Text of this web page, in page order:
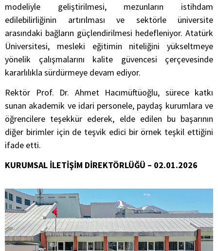
modeliyle geliştirilmesi, mezunların istihdam
edilebilirliğinin artırılması ve sektörle üniversite
arasındaki bağların güçlendirilmesi hedefleniyor. Atatürk
Üniversitesi, mesleki eğitimin niteliğini yükseltmeye
yönelik çalışmalarını kalite güvencesi çerçevesinde
kararlılıkla sürdürmeye devam ediyor.
Rektör Prof. Dr. Ahmet Hacımüftüoğlu, sürece katkı
sunan akademik ve idari personele, paydaş kurumlara ve
öğrencilere teşekkür ederek, elde edilen bu başarının
diğer birimler için de teşvik edici bir örnek teşkil ettiğini
ifade etti.
KURUMSAL İLETİŞİM DİREKTÖRLÜĞÜ – 02.01.2026